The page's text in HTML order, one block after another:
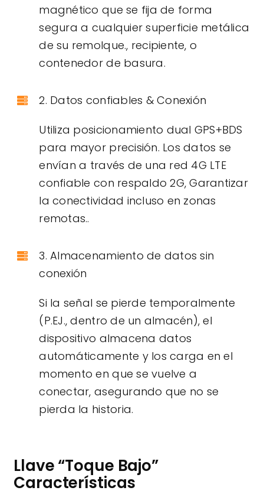
magnético que se fija de forma
segura a cualquier superficie metálica
de su remolque., recipiente, o
contenedor de basura.
2. Datos confiables & Conexión
Utiliza posicionamiento dual GPS+BDS
para mayor precisión. Los datos se
envían a través de una red 4G LTE
confiable con respaldo 2G, Garantizar
la conectividad incluso en zonas
remotas..
3. Almacenamiento de datos sin
conexión
Si la señal se pierde temporalmente
(P.EJ., dentro de un almacén), el
dispositivo almacena datos
automáticamente y los carga en el
momento en que se vuelve a
conectar, asegurando que no se
pierda la historia.
Llave “Toque Bajo”
Características